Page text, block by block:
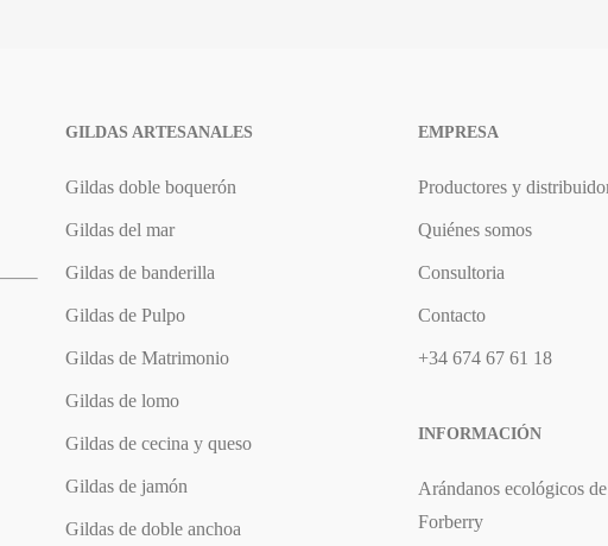
GILDAS ARTESANALES
Gildas doble boquerón
Gildas del mar
Gildas de banderilla
Gildas de Pulpo
Gildas de Matrimonio
Gildas de lomo
Gildas de cecina y queso
Gildas de jamón
Gildas de doble anchoa
EMPRESA
Productores y
Quiénes somos
Consultoria
Contacto
+34 674 67 61 18
INFORMACIÓN
Arándanos ecológicos
Forberry